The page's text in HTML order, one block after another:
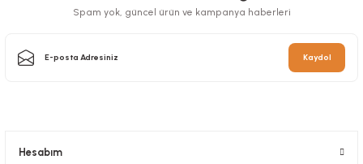
Spam yok, güncel ürün ve kampanya haberleri
Kaydol
Hesabım